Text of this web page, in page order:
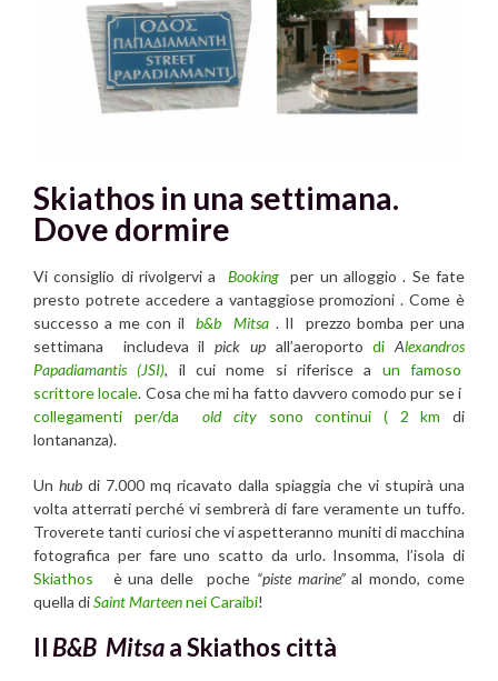
Skiathos in una settimana.
Dove dormire
Vi consiglio di rivolgervi a Booking per un alloggio . Se fate
presto potrete accedere a vantaggiose promozioni . Come è
successo a me con ilb&b Mitsa . Il prezzo bomba per una
settimana includeva il pick upall’aeroporto diAlexandros
Papadiamantis (JSI), il cui nome si riferisce a un famoso
scrittore locale. Cosa che mi ha fatto davvero comodo pur se i
collegamenti per/daold citysono continui ( 2 km di
lontananza).
Un hub di 7.000 mq ricavato dalla spiaggia che vi stupirà una
volta atterrati perché vi sembrerà di fare veramente un tuffo.
Troverete tanti curiosi che vi aspetteranno muniti di macchina
fotografica per fare uno scatto da urlo. Insomma, l’isola di
Skiathos
è una delle poche “piste marine”al mondo, come
quella diSaint MarteenneiCaraibi!
IlB&B Mitsaa Skiathos città